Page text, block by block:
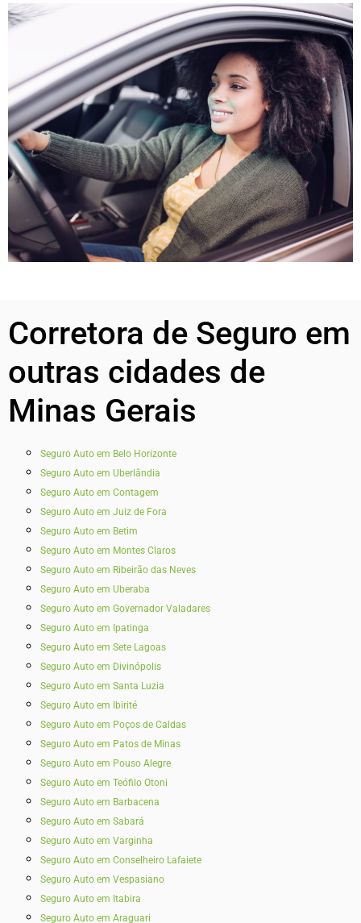
Corretora de Seguro em
outras cidades de
Minas Gerais
Seguro Auto em Belo Horizonte
Seguro Auto em Uberlândia
Seguro Auto em Contagem
Seguro Auto em Juiz de Fora
Seguro Auto em Betim
Seguro Auto em Montes Claros
Seguro Auto em Ribeirão das Neves
Seguro Auto em Uberaba
Seguro Auto em Governador Valadares
Seguro Auto em Ipatinga
Seguro Auto em Sete Lagoas
Seguro Auto em Divinópolis
Seguro Auto em Santa Luzia
Seguro Auto em Ibirité
Seguro Auto em Poços de Caldas
Seguro Auto em Patos de Minas
Seguro Auto em Pouso Alegre
Seguro Auto em Teófilo Otoni
Seguro Auto em Barbacena
Seguro Auto em Sabará
Seguro Auto em Varginha
Seguro Auto em Conselheiro Lafaiete
Seguro Auto em Vespasiano
Seguro Auto em Itabira
Seguro Auto em Araguari